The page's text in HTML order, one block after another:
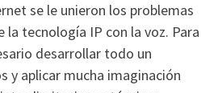
se le unieron los problemas
tecnología IP con la voz. Para
desarrollar todo un
y aplicar mucha imaginación